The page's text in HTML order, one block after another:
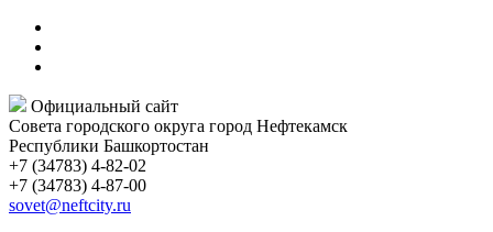
Официальный сайт
Совета городского округа город Нефтекамск
Республики Башкортостан
+7 (34783) 4-82-02
+7 (34783) 4-87-00
sovet@neftcity.ru